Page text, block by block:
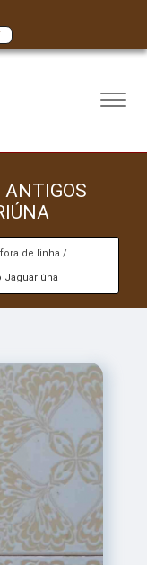
ANTIGOS
de linha
Jaguariúna